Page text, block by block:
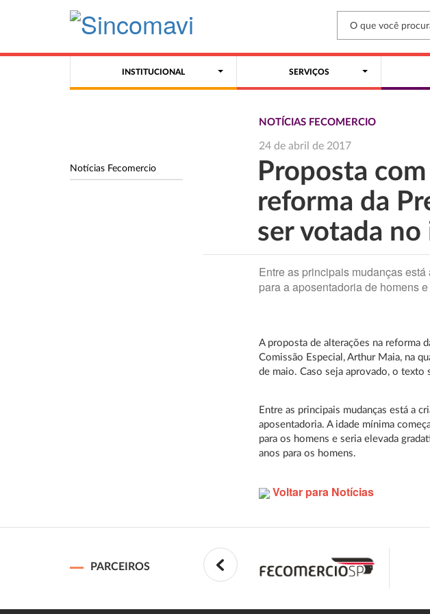
INSTITUCIONAL SERVIÇOS
Notícias Fecomercio
NOTÍCIAS FECOMERCIO
24 de abril de 2017
Proposta
reforma da
ser votada
Entre as principais mudanças
para a aposentadoria de homens
A proposta de alterações na reforma
Comissão Especial, Arthur Maia, na
de maio. Caso seja aprovado, o texto
Entre as principais mudanças está a
aposentadoria. A idade mínima
para os homens e seria elevada
anos para os homens.
Voltar para Notícias
PARCEIROS